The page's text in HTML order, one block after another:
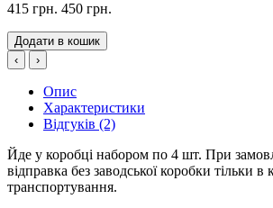
415 грн. 450 грн.
Додати в кошик
‹
›
Опис
Характеристики
Відгуків (2)
Йде у коробці набором по 4 шт. При
відправка без заводської коробки тільки в
транспортування.